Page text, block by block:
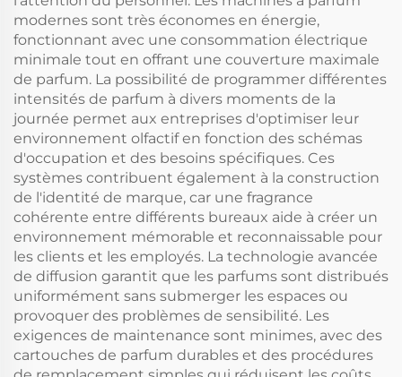
modernes sont très économes en énergie,
fonctionnant avec une consommation électrique
minimale tout en offrant une couverture maximale
de parfum. La possibilité de programmer différentes
intensités de parfum à divers moments de la
journée permet aux entreprises d'optimiser leur
environnement olfactif en fonction des schémas
d'occupation et des besoins spécifiques. Ces
systèmes contribuent également à la construction
de l'identité de marque, car une fragrance
cohérente entre différents bureaux aide à créer un
environnement mémorable et reconnaissable pour
les clients et les employés. La technologie avancée
de diffusion garantit que les parfums sont distribués
uniformément sans submerger les espaces ou
provoquer des problèmes de sensibilité. Les
exigences de maintenance sont minimes, avec des
cartouches de parfum durables et des procédures